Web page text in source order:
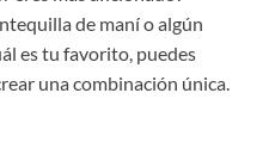
de maní o algún
es tu favorito, puedes
una combinación única.